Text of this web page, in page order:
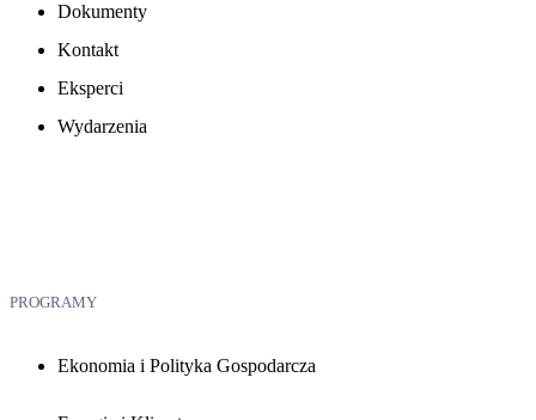
Dokumenty
Kontakt
Eksperci
Wydarzenia
PROGRAMY
Ekonomia i Polityka Gospodarcza